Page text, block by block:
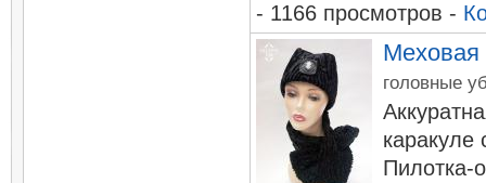
- 1166 просмотров -
Меховая
головные
Пилотка-